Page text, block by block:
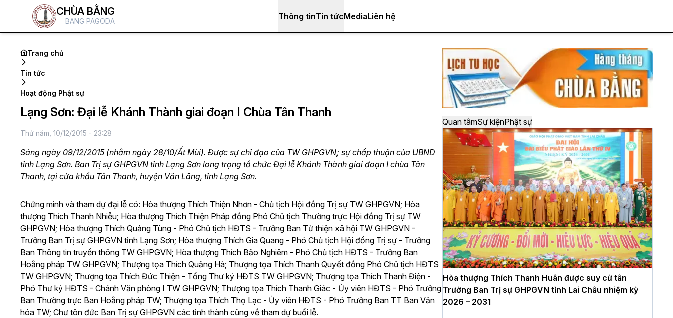
CHÙA BẰNG
BANG PAGODA Thông tinTin tứcMediaLiên hệ
Trang chủ
Tin tức
Hoạt động Phật sự
Lạng Sơn: Đại lễ Khánh Thành giai đoạn I Chùa Tân Thanh
Thứ năm, 10/12/2015 - 23:28
Sáng ngày 09/12/2015 (nhằm ngày 28/10/Ất Mùi). Được sự chỉ đạo của TW GHPGVN; sự chấp thuận của UBND
tỉnh Lạng Sơn. Ban Trị sự GHPGVN tỉnh Lạng Sơn long trọng tổ chức Đại lễ Khánh Thành giai đoạn I chùa Tân
Thanh, tại cửa khẩu Tân Thanh, huyện Văn Lãng, tỉnh Lạng Sơn.
Chứng minh và tham dự đại lễ có: Hòa thượng Thích Thiện Nhơn - Chủ tịch Hội đồng Trị sự TW GHPGVN; Hòa
thượng Thích Thanh Nhiễu; Hòa thượng Thích Thiện Pháp đồng Phó Chủ tịch Thường trực Hội đồng Trị sự TW
GHPGVN; Hòa thượng Thích Quảng Tùng - Phó Chủ tịch HĐTS - Trưởng Ban Từ thiện xã hội TW GHPGVN -
Trưởng Ban Trị sự GHPGVN tỉnh Lạng Sơn; Hòa thượng Thích Gia Quang - Phó Chủ tịch Hội đồng Trị sự - Trưởng
Ban Thông tin truyền thông TW GHPGVN; Hòa thượng Thích Bảo Nghiêm - Phó Chủ tịch HĐTS - Trưởng Ban
Hoằng pháp TW GHPGVN; Thượng tọa Thích Quảng Hà; Thượng tọa Thích Thanh Quyết đồng Phó Chủ tịch HĐTS
TW GHPGVN; Thượng tọa Thích Đức Thiện - Tổng Thư ký HĐTS TW GHPGVN; Thượng tọa Thích Thanh Điện -
Phó Thư ký HĐTS - Chánh Văn phòng I TW GHPGVN; Thượng tọa Thích Thanh Giác - Ủy viên HĐTS - Phó Trưởng
Ban Thường trực Ban Hoằng pháp TW; Thượng tọa Thích Thọ Lạc - Ủy viên HĐTS - Phó Trưởng Ban TT Ban Văn
hóa TW; Chư tôn đức Ban Trị sự GHPGVN các tỉnh thành cũng về tham dự buổi lễ.
Quan tâmSự kiệnPhật sự
Hòa thượng Thích Thanh Huân được suy cử tân
Trưởng Ban Trị sự GHPGVN tỉnh Lai Châu nhiệm kỳ
2026 – 2031